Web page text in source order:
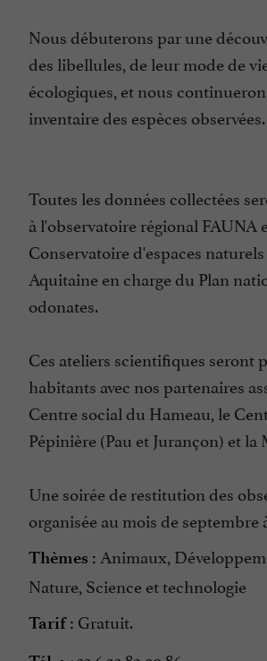
Nous débuterons par une
des libellules, de leur mode de
écologiques, et nous
inventaire des espèces observées.
Toutes les données collectées
à l'observatoire régional FAUNA
Conservatoire d'espaces
Aquitaine en charge du Plan
odonates.
Ces ateliers scientifiques seront
habitants avec nos partenaires
Centre social du Hameau, le
Pépinière (Pau et Jurançon) et la
Une soirée de restitution des
organisée au mois de septembre
Thèmes : Animaux,
Nature, Science et technologie
Tarif : Gratuit.